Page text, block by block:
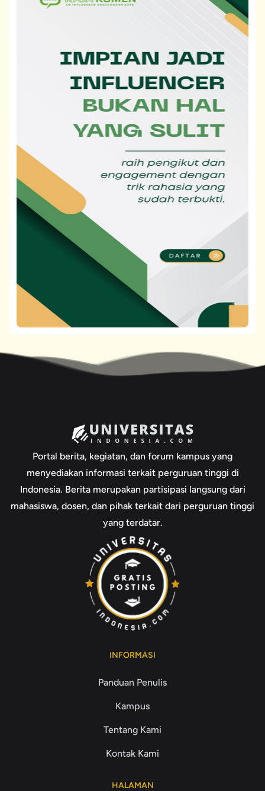
Portal berita, kegiatan, dan forum kampus yang
menyediakan informasi terkait perguruan tinggi di
Indonesia. Berita merupakan partisipasi langsung dari
mahasiswa, dosen, dan pihak terkait dari perguruan tinggi
yang terdatar.
INFORMASI
Panduan Penulis
Kampus
Tentang Kami
Kontak Kami
HALAMAN